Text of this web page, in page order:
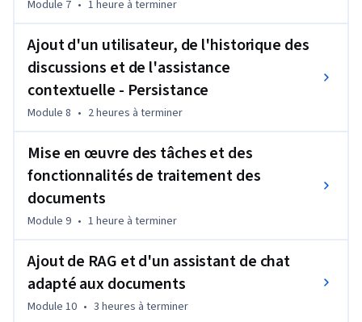
représentations vectorielles, la recherche vectorielle et la
des assistants capables d’analyser des documents et de
fournir des réponses étayées par des références.
Ce cours s’adresse aux développeurs .NET, aux ingénieurs
architectes de solutions et aux professionnels techniques
intéressés par le développement de l’IA en entreprise. Une
connaissance de C#, d’ASP.NET CORE et des concepts de base
du cloud est recommandée. Le cours est destiné aux
apprenants de niveau intermédiaire.
À l’issue de cette formation, vous serez en mesure de créer
des applications intelligentes à l’aide de Semantic Kernel,
d’intégrer les services Azure OpenAI, de développer des
Module 7 • 1 heure à terminer
Ajout d'un utilisateur, de l'historique des
discussions et de l'assistance
contextuelle - Persistance
Module 8 • 2 heures à terminer
Mise en œuvre des tâches et des
fonctionnalités de traitement des
documents
Module 9 • 1 heure à terminer
Ajout de RAG et d'un assistant de chat
adapté aux documents
Module 10 • 3 heures à terminer